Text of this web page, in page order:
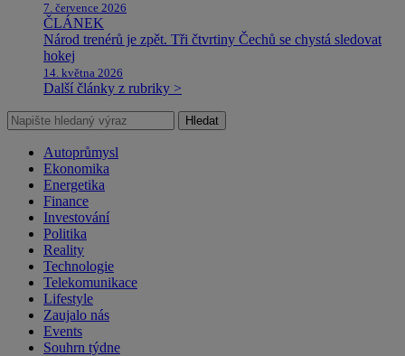
7. července 2026
ČLÁNEK
Národ trenérů je zpět. Tři čtvrtiny Čechů se chystá sledovat
hokej
14. května 2026
Další články z rubriky >
Hledat
Autoprůmysl
Ekonomika
Energetika
Finance
Investování
Politika
Reality
Technologie
Telekomunikace
Lifestyle
Zaujalo nás
Events
Souhrn týdne